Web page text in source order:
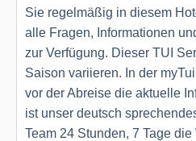
Sie regelmäßig in diesem
alle Fragen, Informationen
zur Verfügung. Dieser TUI
Saison variieren. In der
vor der Abreise die aktuelle
ist unser deutsch
Team 24 Stunden, 7 Tage